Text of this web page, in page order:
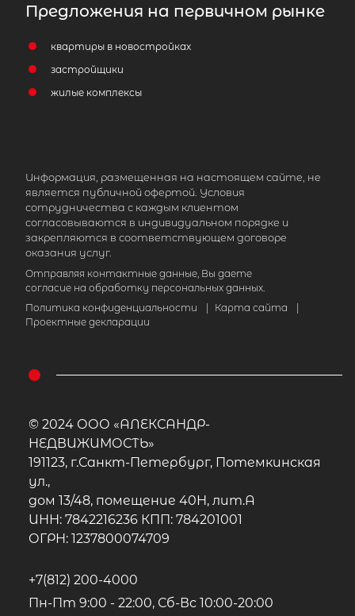
Предложения на первичном рынке
квартиры в новостройках
застройщики
жилые комплексы
Информация, размещенная на настоящем сайте, не
является публичной офертой. Условия
сотрудничества с каждым клиентом
согласовываются в индивидуальном порядке и
закрепляются в соответствующем договоре
оказания услуг.
Отправляя контактные данные, Вы даете
согласие на обработку персональных данных.
Политика конфиденциальности
Карта сайта
Проектные декларации
© 2024 ООО «АЛЕКСАНДР-
НЕДВИЖИМОСТЬ»
191123, г.Санкт-Петербург, Потемкинская
ул.,
дом 13/48, помещение 40Н, лит.А
ИНН: 7842216236 КПП: 784201001
ОГРН: 1237800074709
+7(812) 200-4000
Пн-Пт 9:00 - 22:00, Сб-Вс 10:00-20:00